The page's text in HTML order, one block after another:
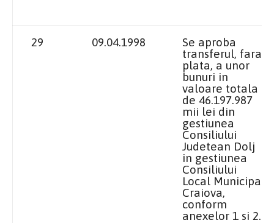
29 09.04.1998
Se aproba
transferul, fara
plata, a unor
bunuri in
valoare totala
de 46.197.987
mii lei din
gestiunea
Consiliului
Judetean Dolj
in gestiunea
Consiliului
Local Municipal
Craiova,
conform
anexelor 1 si 2.